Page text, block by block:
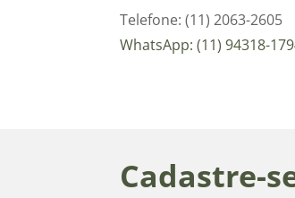
Telefone: (11) 2063-2605
WhatsApp: (11) 94318-
Cadastre-